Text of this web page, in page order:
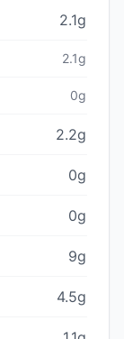
2.1g
2.1g
0g
2.2g
0g
0g
9g
4.5g